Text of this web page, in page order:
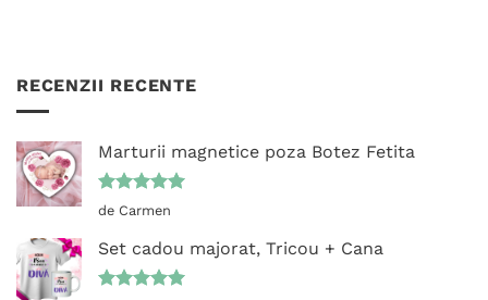
RECENZII RECENTE
Marturii magnetice poza Botez Fetita
Evaluat la
de Carmen
Set cadou majorat, Tricou + Cana